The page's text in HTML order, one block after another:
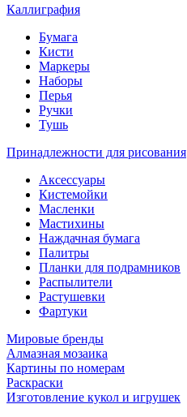
Каллиграфия
Бумага
Кисти
Маркеры
Наборы
Перья
Ручки
Тушь
Принадлежности для рисования
Аксессуары
Кистемойки
Масленки
Мастихины
Наждачная бумага
Палитры
Планки для подрамников
Распылители
Растушевки
Фартуки
Мировые бренды
Алмазная мозаика
Картины по номерам
Раскраски
Изготовление кукол и игрушек